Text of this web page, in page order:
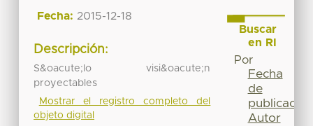
Fecha: 2015-12-18
Descripción:
S&oacute;lo visi&oacute;n
proyectables
Mostrar el registro completo del
objeto digital
Buscar
en RI
Por
Fecha
de
publicación
Autor